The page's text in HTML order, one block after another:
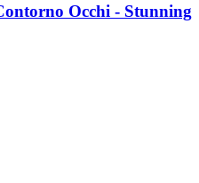
Occhi -​ Stunning